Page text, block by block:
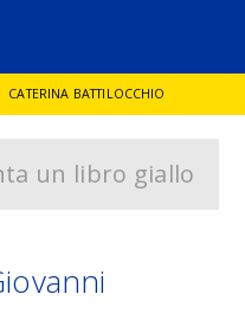
CATERINA BATTILOCCHIO
GIANCARLO DE CATALDO
un libro giallo